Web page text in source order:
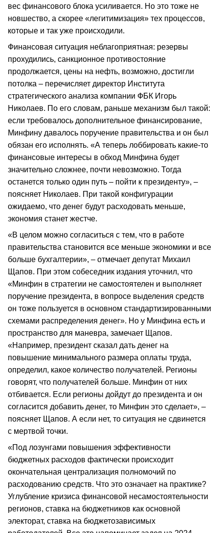
вес финансового блока усиливается. Но это тоже не
новшество, а скорее «легитимизация» тех процессов,
которые и так уже происходили.
Финансовая ситуация неблагоприятная: резервы
прохудились, санкционное противостояние
продолжается, цены на нефть, возможно, достигли
потолка – перечисляет директор Института
стратегического анализа компании ФБК Игорь
Николаев. По его словам, раньше механизм был такой:
если требовалось дополнительное финансирование,
Минфину давалось поручение правительства и он был
обязан его исполнять. «А теперь лоббировать какие-то
финансовые интересы в обход Минфина будет
значительно сложнее, почти невозможно. Тогда
останется только один путь – пойти к президенту», –
поясняет Николаев. При такой конфигурации
ожидаемо, что денег будут расходовать меньше,
экономия станет жестче.
«В целом можно согласиться с тем, что в работе
правительства становится все меньше экономики и все
больше бухгалтерии», – отмечает депутат Михаил
Щапов. При этом собеседник издания уточнил, что
«Минфин в стратегии не самостоятелен и выполняет
поручение президента, в вопросе выделения средств
он тоже пользуется в основном стандартизированными
схемами распределения денег». Но у Минфина есть и
пространство для маневра, замечает Щапов.
«Например, президент сказал дать денег на
повышение минимального размера оплаты труда,
определил, какое количество получателей. Регионы
говорят, что получателей больше. Минфин от них
отбивается. Если регионы дойдут до президента и он
согласится добавить денег, то Минфин это сделает», –
поясняет Щапов. А если нет, то ситуация не сдвинется
с мертвой точки.
«Под лозунгами повышения эффективности
бюджетных расходов фактически происходит
окончательная централизация полномочий по
расходованию средств. Что это означает на практике?
Углубление кризиса финансовой несамостоятельности
регионов, ставка на бюджетников как основной
электорат, ставка на бюджетозависимых